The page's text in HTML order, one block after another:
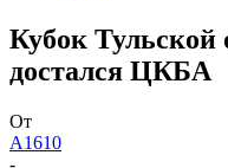
Кубок Тульской
достался ЦКБА
От
A1610
-